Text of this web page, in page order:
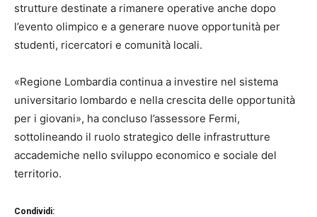
strutture destinate a rimanere operative anche dopo
l’evento olimpico e a generare nuove opportunità per
studenti, ricercatori e comunità locali.
«Regione Lombardia continua a investire nel sistema
universitario lombardo e nella crescita delle opportunità
per i giovani», ha concluso l’assessore Fermi,
sottolineando il ruolo strategico delle infrastrutture
accademiche nello sviluppo economico e sociale del
territorio.
Condividi: